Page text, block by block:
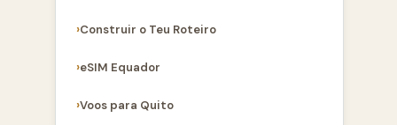
Construir o Teu Roteiro
eSIM Equador
Voos para Quito